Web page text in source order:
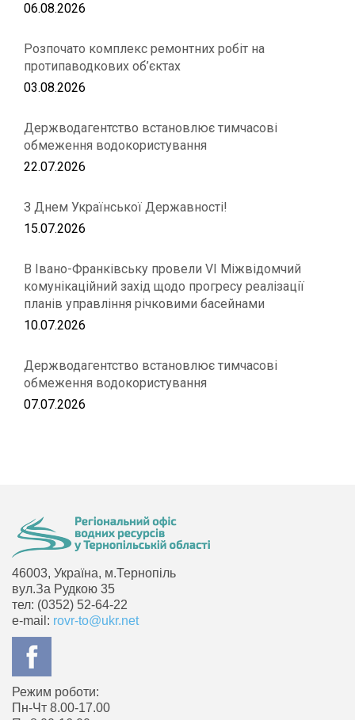
06.08.2026
Розпочато комплекс ремонтних робіт на
протипаводкових об’єктах
03.08.2026
Держводагентство встановлює тимчасові
обмеження водокористування
22.07.2026
З Днем Української Державності!
15.07.2026
В Івано-Франківську провели VІ Міжвідомчий
комунікаційний захід щодо прогресу реалізації
планів управління річковими басейнами
10.07.2026
Держводагентство встановлює тимчасові
обмеження водокористування
07.07.2026
46003, Україна, м.Тернопіль
вул.За Рудкою 35
тел: (0352) 52-64-22
e-mail: rovr-to@ukr.net
Режим роботи:
Пн-Чт 8.00-17.00